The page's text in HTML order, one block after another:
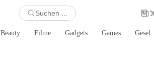
Suchen ...
Beauty Filme Gadgets Games